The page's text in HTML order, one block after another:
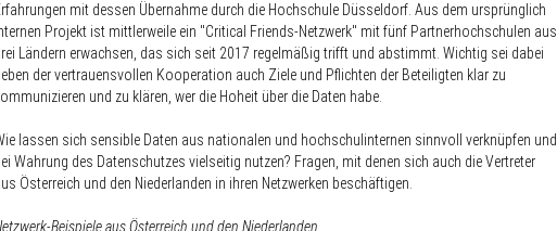
mit dessen Übernahme durch die Hochschule Düsseldorf. Aus dem ursprünglich
Projekt ist mittlerweile ein "Critical Friends-Netzwerk" mit fünf Partnerhochschulen aus
Ländern erwachsen, das sich seit 2017 regelmäßig trifft und abstimmt. Wichtig sei dabei
der vertrauensvollen Kooperation auch Ziele und Pflichten der Beteiligten klar zu
und zu klären, wer die Hoheit über die Daten habe.
lassen sich sensible Daten aus nationalen und hochschulinternen sinnvoll verknüpfen und
Wahrung des Datenschutzes vielseitig nutzen? Fragen, mit denen sich auch die Vertreter
Österreich und den Niederlanden in ihren Netzwerken beschäftigen.
Beispiele aus Österreich und den Niederlanden